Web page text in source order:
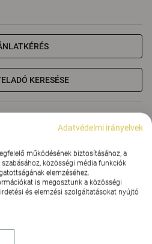
KERESÉSE
Adatvédelmi irányelvek
működésének biztosításához, a
közösségi média funkciók
elemzéséhez.
is megosztunk a közösségi
és elemzési szolgáltatásokat nyújtó